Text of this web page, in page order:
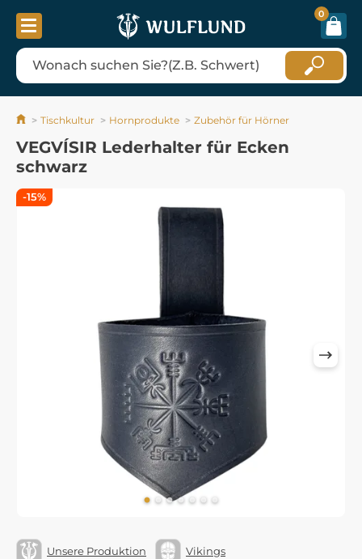
0
Tischkultur Hornprodukte Zubehör für Hörner
VEGVÍSIR Lederhalter für Ecken
schwarz
Unsere Produktion Vikings
-15%